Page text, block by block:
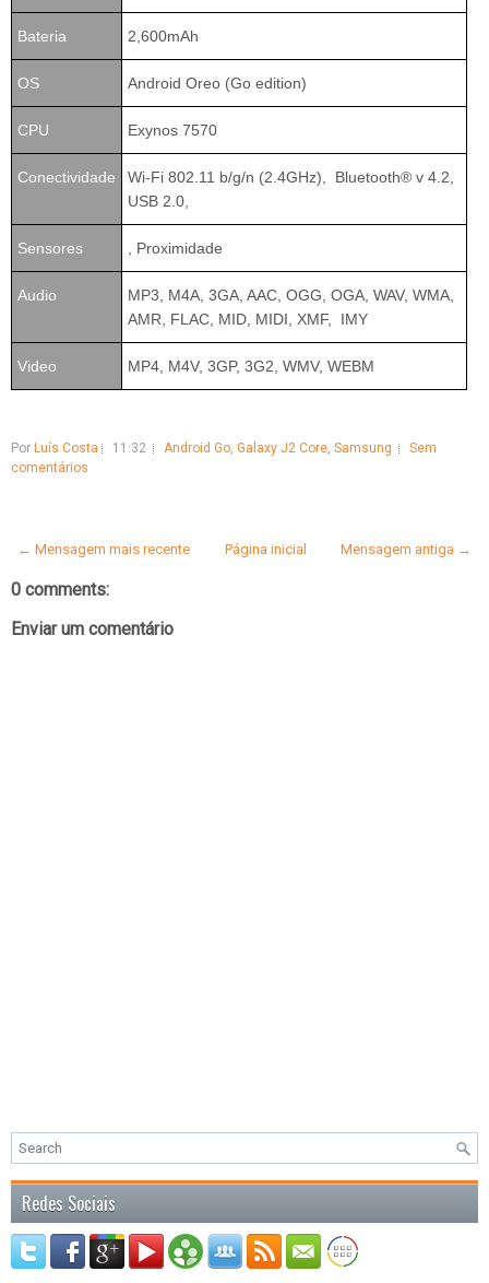
Bateria 2,600mAh
OS Android Oreo (Go edition)
CPU Exynos 7570
Conectividade
Wi-Fi 802.11 b/g/n (2.4GHz), Bluetooth® v 4.2,
USB 2.0,
Sensores , Proximidade
Audio
MP3, M4A, 3GA, AAC, OGG, OGA, WAV, WMA,
AMR, FLAC, MID, MIDI, XMF, IMY
Video MP4, M4V, 3GP, 3G2, WMV, WEBM
Por Luís Costa 11:32 Android Go, Galaxy J2 Core, Samsung
Sem
comentários
← Mensagem mais recente Mensagem antiga →
Página inicial
0 comments:
Enviar um comentário
Redes Sociais